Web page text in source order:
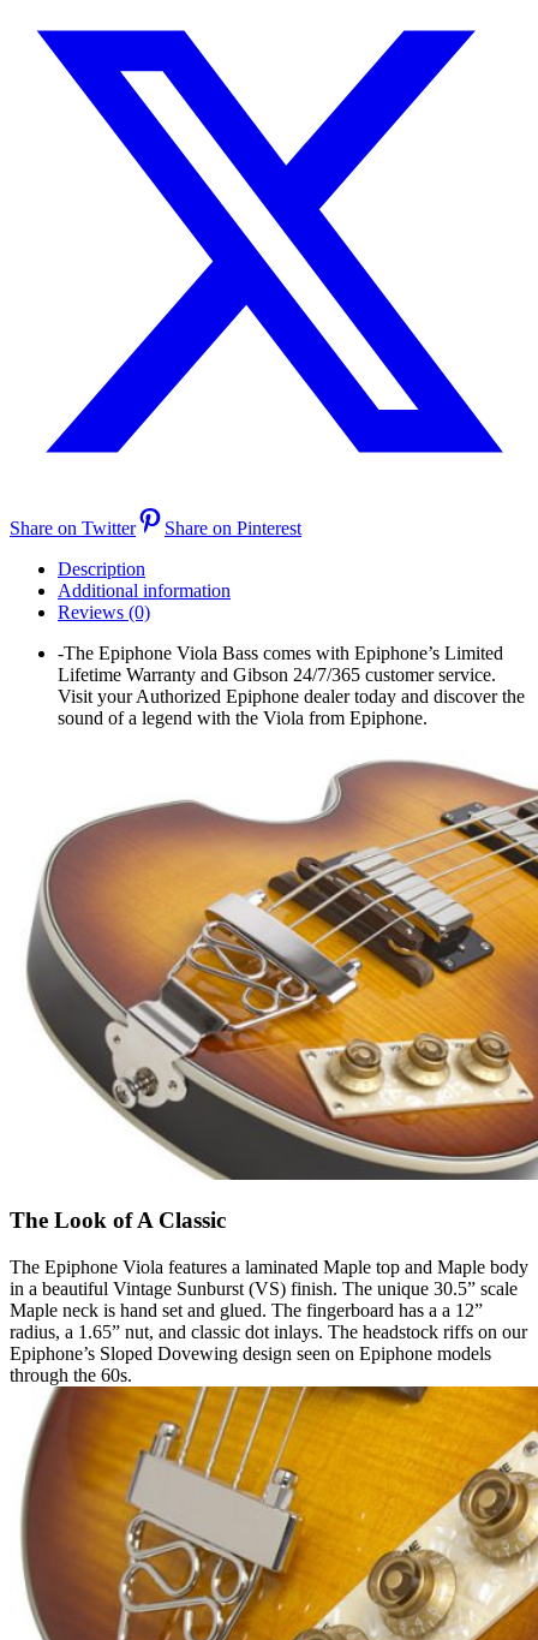
Share on Twitter
Share on Pinterest
Description
Additional information
Reviews (0)
-The Epiphone Viola Bass comes with Epiphone’s Limited
Lifetime Warranty and Gibson 24/7/365 customer service.
Visit your Authorized Epiphone dealer today and discover the
sound of a legend with the Viola from Epiphone.
The Look of A Classic
The Epiphone Viola features a laminated Maple top and Maple body
in a beautiful Vintage Sunburst (VS) finish. The unique 30.5” scale
Maple neck is hand set and glued. The fingerboard has a a 12”
radius, a 1.65” nut, and classic dot inlays. The headstock riffs on our
Epiphone’s Sloped Dovewing design seen on Epiphone models
through the 60s.